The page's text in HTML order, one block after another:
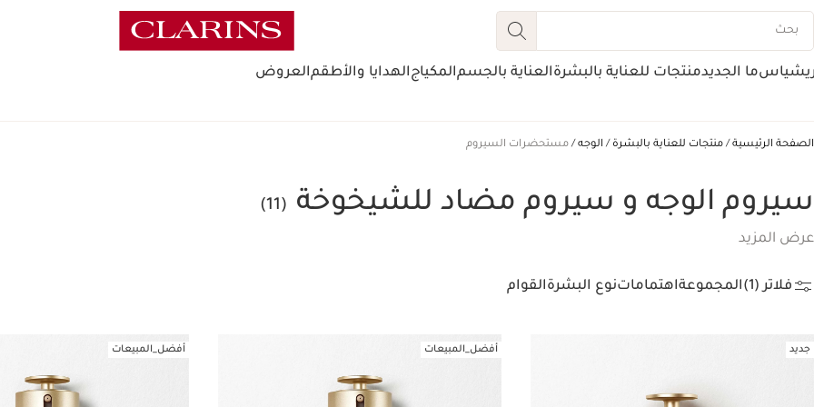
ما الجديدمنتجات للعناية بالبشرةالعناية بالجسمالمكياجالهدايا والأطقمالعروض
الصفحة الرئيسية منتجات للعناية بالبشرة الوجه مستحضرات السيروم
سيروم الوجه و سيروم مضاد للشيخوخة (11)
عرض المزيد
فلاتر (1) المجموعةاهتماماتنوع البشرةالقوام
جديد أفضل_المبيعات أفضل_المبيعات